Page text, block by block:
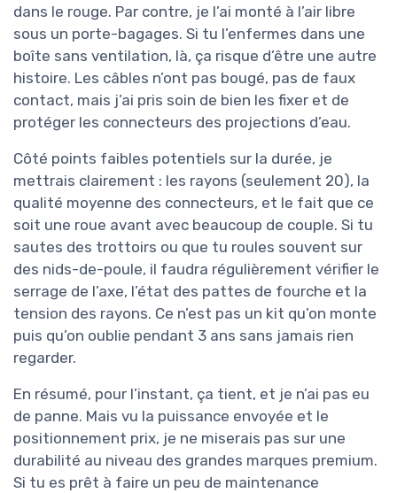
dans le rouge. Par contre, je l’ai monté à l’air libre
sous un porte-bagages. Si tu l’enfermes dans une
boîte sans ventilation, là, ça risque d’être une autre
histoire. Les câbles n’ont pas bougé, pas de faux
contact, mais j’ai pris soin de bien les fixer et de
protéger les connecteurs des projections d’eau.
Côté points faibles potentiels sur la durée, je
mettrais clairement : les rayons (seulement 20), la
qualité moyenne des connecteurs, et le fait que ce
soit une roue avant avec beaucoup de couple. Si tu
sautes des trottoirs ou que tu roules souvent sur
des nids-de-poule, il faudra régulièrement vérifier le
serrage de l’axe, l’état des pattes de fourche et la
tension des rayons. Ce n’est pas un kit qu’on monte
puis qu’on oublie pendant 3 ans sans jamais rien
regarder.
En résumé, pour l’instant, ça tient, et je n’ai pas eu
de panne. Mais vu la puissance envoyée et le
positionnement prix, je ne miserais pas sur une
durabilité au niveau des grandes marques premium.
Si tu es prêt à faire un peu de maintenance